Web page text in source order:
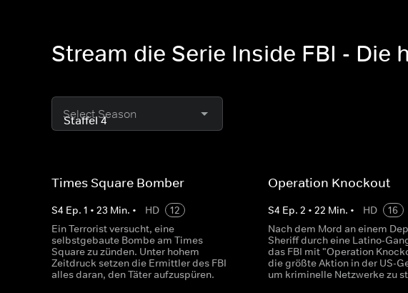
Stream die Serie Inside FBI - Die
Select Season
Times Square Bomber
S4 Ep. 1 • 23 Min. • HD
12
Ein Terrorist versucht, eine
selbstgebaute Bombe am Times
Square zu zünden. Unter hohem
Zeitdruck setzen die Ermittler des FBI
alles daran, den Täter aufzuspüren.
Operation Knockout
S4 Ep.2 •22 Min. • HD
16
Nach dem Mord an einem
Sheriff durch eine Latino-
das FBI mit "Operation
die größte Aktion in der US-
um kriminelle Netzwerke zu